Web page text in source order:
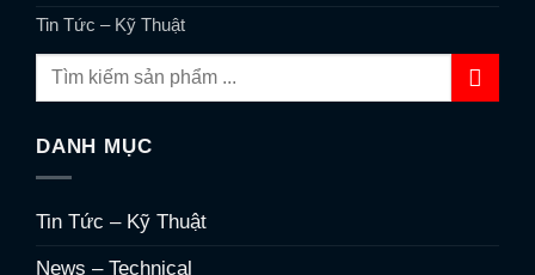
Tin Tức – Kỹ Thuật
DANH MỤC
Tin Tức – Kỹ Thuật
News – Technical